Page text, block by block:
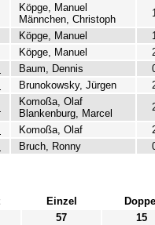
Köpge, Manuel
Männchen, Christoph
Köpge, Manuel
Köpge, Manuel
Baum, Dennis
Brunokowsky, Jürgen
Komoßa, Olaf
Blankenburg, Marcel
Komoßa, Olaf
Bruch, Ronny
Einzel
57 15